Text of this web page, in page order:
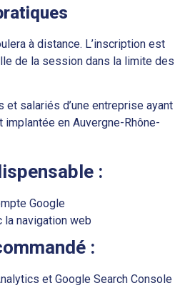
à distance. L’inscription est
de la session dans la limite des
et salariés d’une entreprise ayant
implantée en Auvergne-Rhône-
:
Google
la navigation web
:
et Google Search Console